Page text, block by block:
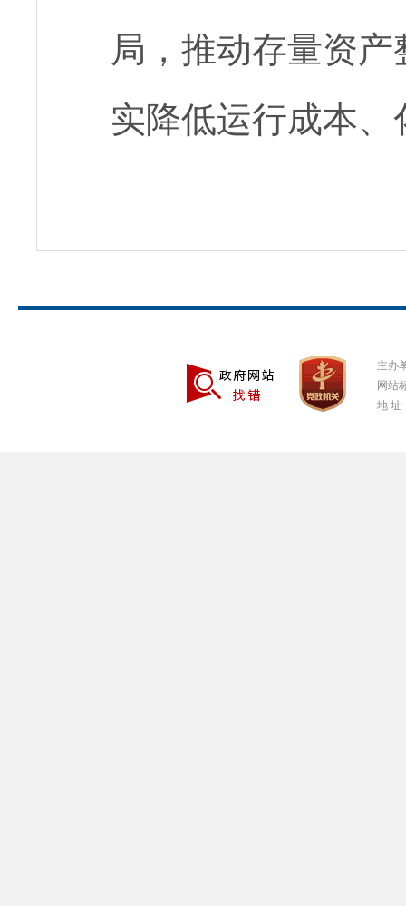
局，推动存量资
实降低运行成本
主办
网站
地 址